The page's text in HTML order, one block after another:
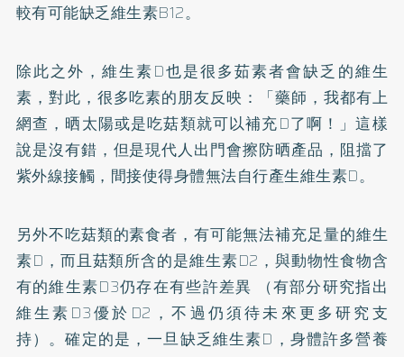
較有可能缺乏維生素B12。
除此之外，維生素D也是很多茹素者會缺乏的維生
素，對此，很多吃素的朋友反映：「藥師，我都有上
網查，晒太陽或是吃菇類就可以補充D了啊！」這樣
說是沒有錯，但是現代人出門會擦防晒產品，阻擋了
紫外線接觸，間接使得身體無法自行產生維生素D。
另外不吃菇類的素食者，有可能無法補充足量的維生
素D，而且菇類所含的是維生素D2，與動物性食物含
有的維生素D3仍存在有些許差異 （有部分研究指出
維生素D3優於D2，不過仍須待未來更多研究支
持）。確定的是，一旦缺乏維生素D，身體許多營養